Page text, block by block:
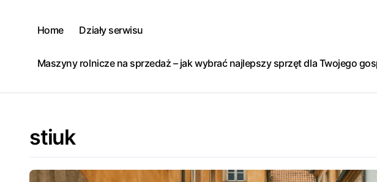
Home Działy serwisu
Maszyny rolnicze na sprzedaż – jak wybrać najlepszy sprzęt dla Twojego
stiuk